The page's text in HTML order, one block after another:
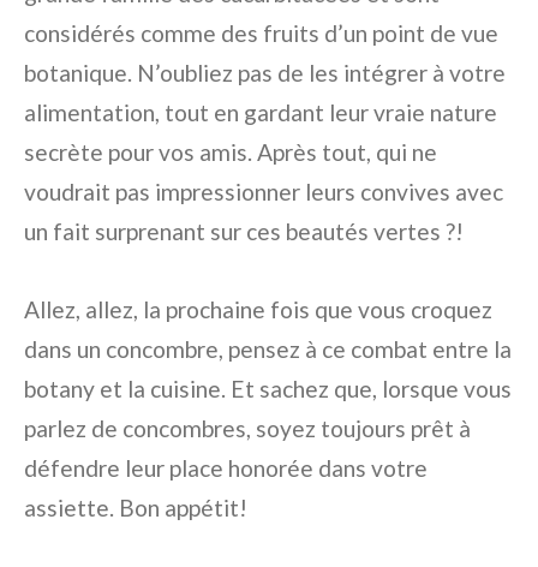
considérés comme des fruits d’un point de vue
botanique. N’oubliez pas de les intégrer à votre
alimentation, tout en gardant leur vraie nature
secrète pour vos amis. Après tout, qui ne
voudrait pas impressionner leurs convives avec
un fait surprenant sur ces beautés vertes ?!
Allez, allez, la prochaine fois que vous croquez
dans un concombre, pensez à ce combat entre la
botany et la cuisine. Et sachez que, lorsque vous
parlez de concombres, soyez toujours prêt à
défendre leur place honorée dans votre
assiette. Bon appétit!